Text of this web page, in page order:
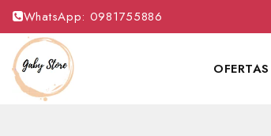
WhatsApp: 0981755886
OFERTAS